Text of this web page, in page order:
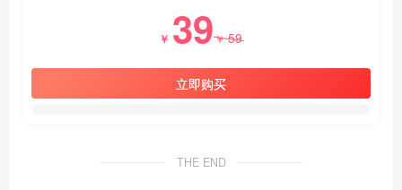
￥ 39￥59
立即购买
THE END